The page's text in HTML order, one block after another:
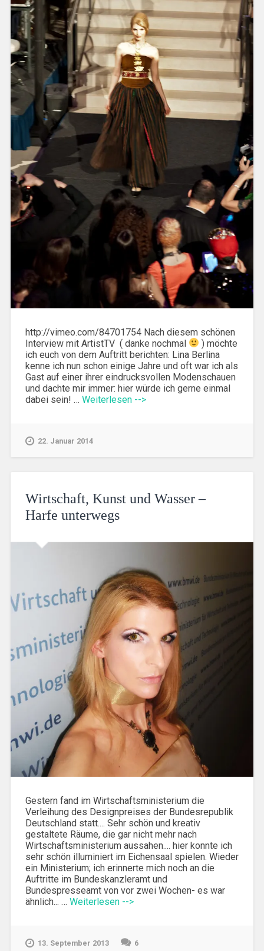
http://vimeo.com/84701754 Nach diesem schönen
Interview mit ArtistTV ( danke nochmal
) möchte
ich euch von dem Auftritt berichten: Lina Berlina
kenne ich nun schon einige Jahre und oft war ich als
Gast auf einer ihrer eindrucksvollen Modenschauen
und dachte mir immer: hier würde ich gerne einmal
dabei sein! … Weiterlesen -->
22. Januar 2014
Wirtschaft, Kunst und Wasser –
Harfe unterwegs
Gestern fand im Wirtschaftsministerium die
Verleihung des Designpreises der Bundesrepublik
Deutschland statt.... Sehr schön und kreativ
gestaltete Räume, die gar nicht mehr nach
Wirtschaftsministerium aussahen.... hier konnte ich
sehr schön illuminiert im Eichensaal spielen. Wieder
ein Ministerium; ich erinnerte mich noch an die
Auftritte im Bundeskanzleramt und
Bundespresseamt von vor zwei Wochen- es war
ähnlich... … Weiterlesen -->
13. September 2013 6